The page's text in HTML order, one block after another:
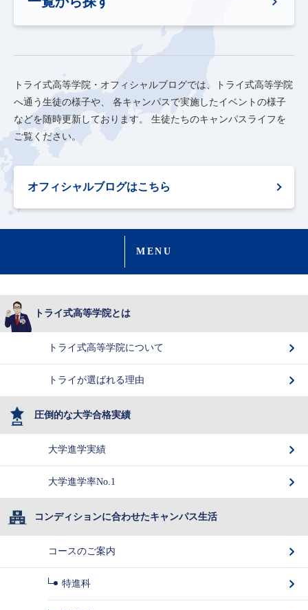
トライ式高等学院・オフィシャルブログでは、トライ式高等学院
へ通う生徒の様子や、
各キャンパスで実施したイベントの様子
などを随時更新しております。
生徒たちのキャンパスライフを
ご覧ください。
オフィシャルブログはこちら
MENU
トライ式高等学院とは
トライ式高等学院について
トライが選ばれる理由
圧倒的な大学合格実績
大学進学実績
大学進学率No.1
コンディションに合わせたキャンパス生活
コースのご案内
特進科